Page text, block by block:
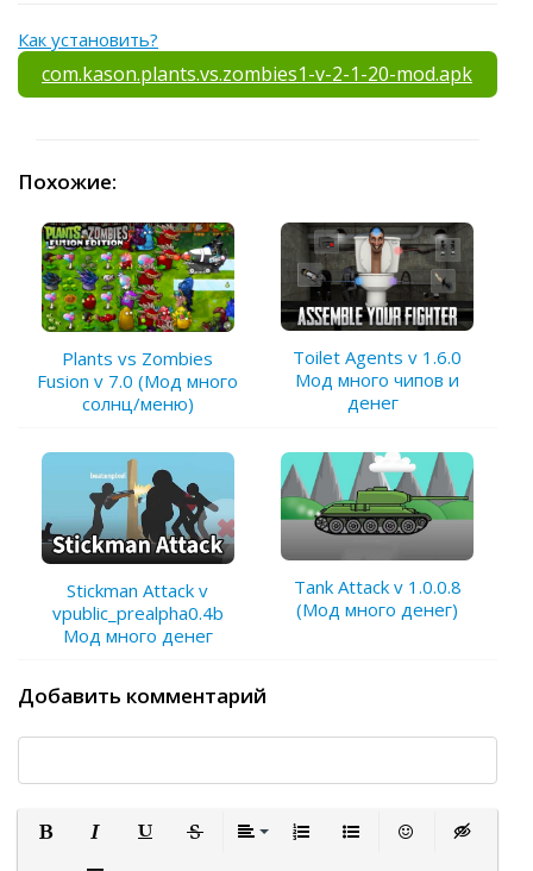
Как установить?
com.kason.plants.vs.zombies1-v-2-1-20-mod.apk
Похожие:
Plants vs Zombies
Fusion v 7.0 (Мод много
солнц/меню)
Toilet Agents v 1.6.0
Мод много чипов и
денег
Stickman Attack v
vpublic_prealpha0.4b
Мод много денег
Tank Attack v 1.0.0.8
(Мод много денег)
Добавить комментарий